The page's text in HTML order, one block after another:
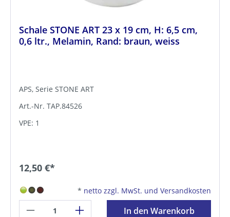
Schale STONE ART 23 x 19 cm, H: 6,5 cm,
0,6 ltr., Melamin, Rand: braun, weiss
APS, Serie STONE ART
Art.-Nr. TAP.84526
VPE: 1
12,50 €*
* netto zzgl. MwSt. und Versandkosten
In den Warenkorb